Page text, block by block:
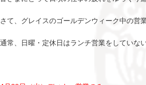
さて、グレイスのゴールデンウィーク中の営
通常、日曜・定休日はランチ営業をしていな